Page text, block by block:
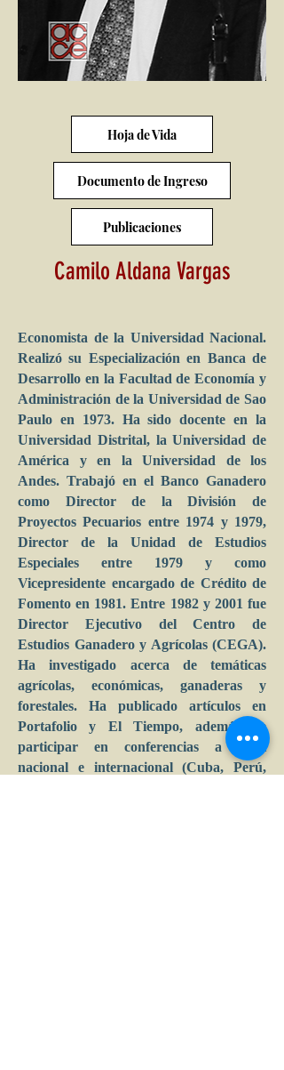
Hoja de Vida
Documento de Ingreso
Publicaciones
Camilo Aldana Vargas
Economista de la Universidad Nacional.
Realizó su Especialización en Banca de
Desarrollo en la Facultad de Economía y
Administración de la Universidad de Sao
Paulo en 1973. Ha sido docente en la
Universidad Distrital, la Universidad de
América y en la Universidad de los
Andes. Trabajó en el Banco Ganadero
como Director de la División de
Proyectos Pecuarios entre 1974 y 1979,
Director de la Unidad de Estudios
Especiales entre 1979 y como
Vicepresidente encargado de Crédito de
Fomento en 1981. Entre 1982 y 2001 fue
Director Ejecutivo del Centro de
Estudios Ganadero y Agrícolas (CEGA).
Ha investigado acerca de temáticas
agrícolas, económicas, ganaderas y
forestales. Ha publicado artículos en
Portafolio y El Tiempo, además de
participar en conferencias a nivel
nacional e internacional (Cuba, Perú,